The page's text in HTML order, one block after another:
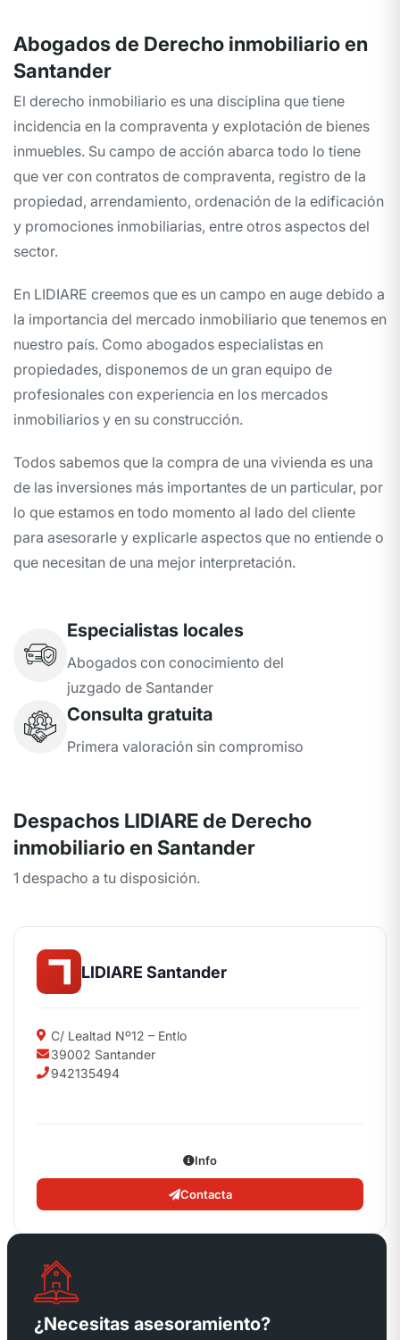
Abogados de Derecho inmobiliario en
Santander
El derecho inmobiliario es una disciplina que tiene
incidencia en la compraventa y explotación de bienes
inmuebles. Su campo de acción abarca todo lo tiene
que ver con contratos de compraventa, registro de la
propiedad, arrendamiento, ordenación de la edificación
y promociones inmobiliarias, entre otros aspectos del
sector.
En LIDIARE creemos que es un campo en auge debido a
la importancia del mercado inmobiliario que tenemos en
nuestro país. Como abogados especialistas en
propiedades, disponemos de un gran equipo de
profesionales con experiencia en los mercados
inmobiliarios y en su construcción.
Todos sabemos que la compra de una vivienda es una
de las inversiones más importantes de un particular, por
lo que estamos en todo momento al lado del cliente
para asesorarle y explicarle aspectos que no entiende o
que necesitan de una mejor interpretación.
Especialistas locales
Abogados con conocimiento del
juzgado de Santander
Consulta gratuita
Primera valoración sin compromiso
Despachos LIDIARE de Derecho
inmobiliario en Santander
1 despacho a tu disposición.
LIDIARE Santander
C/ Lealtad Nº12 – Entlo
39002 Santander
942135494
Info
Contacta
¿Necesitas asesoramiento?